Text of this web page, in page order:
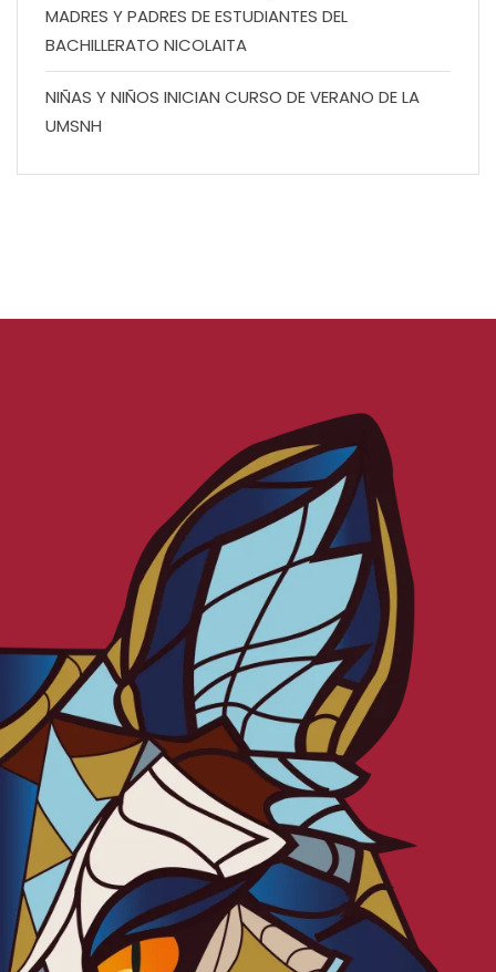
MADRES Y PADRES DE ESTUDIANTES DEL
BACHILLERATO NICOLAITA
NIÑAS Y NIÑOS INICIAN CURSO DE VERANO DE LA
UMSNH